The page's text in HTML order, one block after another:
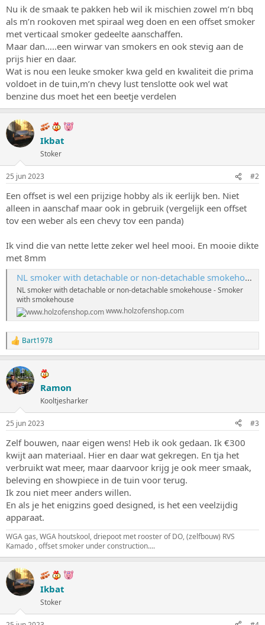
s
a
r
t
e
r
m
Nu ik de smaak te pakken heb wil ik mischien zowel m’n bbq
als m’n rookoven met spiraal weg doen en een offset smoker
met verticaal smoker gedeelte aanschaffen.
Maar dan…..een wirwar van smokers en ook stevig aan de
prijs hier en daar.
Wat is nou een leuke smoker kwa geld en kwaliteit die prima
voldoet in de tuin,m’n chevy lust tenslotte ook wel wat
benzine dus moet het een beetje verdelen
Ikbat
Stoker
25 jun 2023 #2
Een offset is wel een prijzige hobby als ik eerlijk ben. Niet
alleen in aanschaf maar ook in gebruik (vergelijk een offset
tov een weber als een chevy tov een panda)
Ik vind die van nette lette zeker wel heel mooi. En mooie dikte
met 8mm
NL smoker with detachable or non-detachable smokehouse
NL smoker with detachable or non-detachable smokehouse - Smoker
with smokehouse
www.holzofenshop.com
W
a
r
d
e
i
n
g
e
n
:
Bart1978
Ramon
Kooltjesharker
25 jun 2023 #3
Zelf bouwen, naar eigen wens! Heb ik ook gedaan. Ik €300
kwijt aan materiaal. Hier en daar wat gekregen. En tja het
verbruikt wat meer, maar daarvoor krijg je ook meer smaak,
beleving en showpiece in de tuin voor terug.
Ik zou niet meer anders willen.
En als je het enigzins goed designed, is het een veelzijdig
apparaat.
WGA gas, WGA houtskool, driepoot met rooster of DO, (zelfbouw) RVS
Kamado , offset smoker under construction....
Ikbat
Stoker